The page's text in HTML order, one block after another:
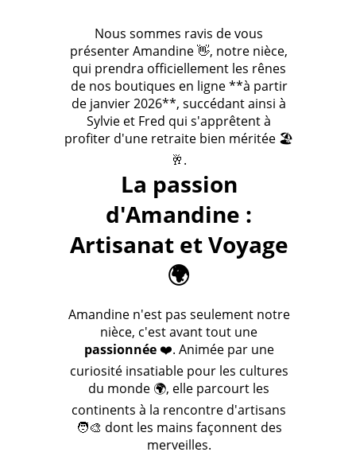
Nous sommes ravis de vous
présenter Amandine 👋, notre nièce,
qui prendra officiellement les rênes
de nos boutiques en ligne **à partir
de janvier 2026**, succédant ainsi à
Sylvie et Fred qui s'apprêtent à
profiter d'une retraite bien méritée 🏖️
🥂.
La passion
d'Amandine :
Artisanat et Voyage
🌍
Amandine n'est pas seulement notre
nièce, c'est avant tout une
passionnée❤️. Animée par une
curiosité insatiable pour les cultures
du monde 🌍, elle parcourt les
continents à la rencontre d'artisans
🧑‍🎨 dont les mains façonnent des
merveilles.